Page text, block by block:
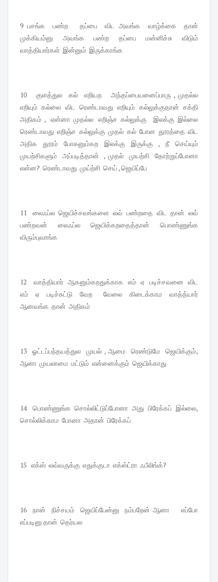
9 பசங்க  பண்ற   தப்பை  விட அவங்க  வாழ்க்கை  தான்
முக்கியம்னு  அவங்க  பண்ற  தப்பை  மன்னிச்சு  விடும்
வாத்தியார்கள்  இன்னும்  இருக்காங்க
10   குளத்துல  கல்  எறியற   அந்தப்பையனைப்பாரு , முதல்ல
எறியும்  கல்லை  விட  ரெண்டாவது  எறியும்  கல்லுக்குதான்  சக்தி
அதிகம்  ,   ஏன்னா  முதல்ல   எறிஞ்ச  கல்லுக்கு    இலக்கு  இல்லை
ரெண்டாவது  எறிஞ்ச  கல்லுக்கு  முதல்  கல்  போன  தூரத்தை  விட
அதிக  தூரம்  போகனும்கற  இலக்கு  இருக்கு  ,  நீ  செய்யும்
முயற்சிகளும்  அப்படித்தான்  , முதல்  முயற்சி  தோற்றுப்போனா
என்ன?  ரெண்டாவது  முய்ற்சி  செய் , ஜெயிப்பே
11   லைஃப்ல  ஜெயிச்சவங்களை  லவ்  பண்றதை  விட  தான்  லவ்
பண்றவன்  லைஃப்ல  ஜெயிக்கறதைத்தான்  பொண்ணுங்க
விரும்புவாங்க
12   வாத்தியார்  ஆகனும்கறதுக்காக  எம்  ஏ  படிச்சவனை  விட
எம்  ஏ  படிச்சுட்டு  வேற   வேலை  கிடைக்காம  வாத்த்யார்
ஆனவங்க  தான்  அதிகம்
13  ஓட்டப்பந்தயத்துல  முயல் , ஆமை  ரெண்டுமே  ஜெயிக்கும்,
ஆனா  முயலாமை  மட்டும்  என்னைக்கும்  ஜெயிக்காது
14   பொண்ணுங்க  சொல்லிட்டுப்போனா  அது  பிரேக்கப்  இல்லை,
சொல்லிக்காம  போனா  அதான்  பிரேக்கப்
15   எக்ஸ்  லவ்வருக்கு  எதுக்குடா  எக்ஸ்ட்ரா  ஃபீலிங்க்?
16  நான்  நிச்சயம்  ஜெயிப்பேன்னு  நம்பறேன் ஆனா    எப்போ
எப்படினு தான்  தெர்யல